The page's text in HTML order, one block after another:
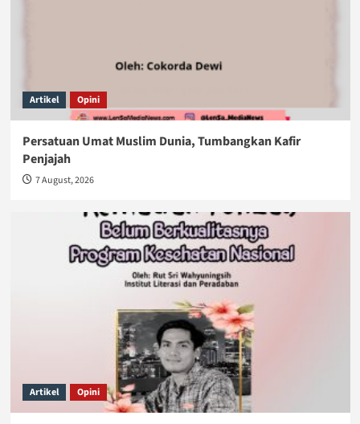
Artikel Opini
Persatuan Umat Muslim Dunia, Tumbangkan Kafir
Penjajah
7 August, 2026
Artikel Opini